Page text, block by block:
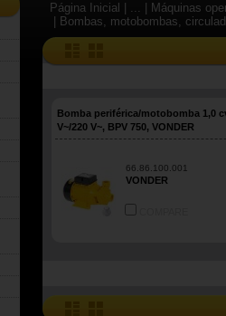
Página Inicial | ...
| Máquinas
| Bombas, motobombas,
Bomba periférica/motobomba 1,0
V~/220 V~, BPV 750, VONDER
66.86.100.001
VONDER